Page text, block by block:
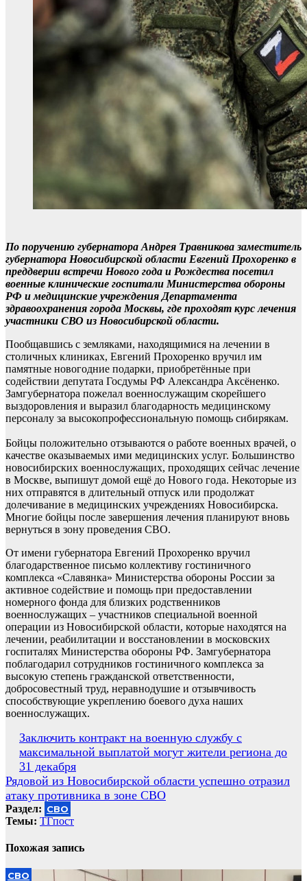
По поручению губернатора Андрея Травникова заместитель
губернатора Новосибирской области Евгений Прохоренко в
преддверии встречи Нового года и Рождества посетил
военные клинические госпитали Министерства обороны
РФ и медицинские учреждения Департамента
здравоохранения города Москвы, где проходят курс лечения
участники СВО из Новосибирской области.
Пообщавшись с земляками, находящимися на лечении в
столичных клиниках, Евгений Прохоренко вручил им
памятные новогодние подарки, приобретённые при
содействии депутата Госдумы РФ Александра Аксёненко.
Замгубернатора пожелал военнослужащим скорейшего
выздоровления и выразил благодарность медицинскому
персоналу за высокопрофессиональную помощь сибирякам.
Бойцы положительно отзываются о работе военных врачей, о
качестве оказываемых ими медицинских услуг. Большинство
новосибирских военнослужащих, проходящих сейчас лечение
в Москве, выпишут домой ещё до Нового года. Некоторые из
них отправятся в длительный отпуск или продолжат
долечивание в медицинских учреждениях Новосибирска.
Многие бойцы после завершения лечения планируют вновь
вернуться в зону проведения СВО.
От имени губернатора Евгений Прохоренко вручил
благодарственное письмо коллективу гостиничного
комплекса «Славянка» Министерства обороны России за
активное содействие и помощь при предоставлении
номерного фонда для близких родственников
военнослужащих – участников специальной военной
операции из Новосибирской области, которые находятся на
лечении, реабилитации и восстановлении в московских
госпиталях Министерства обороны РФ. Замгубернатора
поблагодарил сотрудников гостиничного комплекса за
высокую степень гражданской ответственности,
добросовестный труд, неравнодушие и отзывчивость
способствующие укреплению боевого духа наших
военнослужащих.
Навигация
по
записям
Заключить контракт на военную службу с
максимальной выплатой могут жители региона до
31 декабря
Рядовой из Новосибирской области успешно отразил
атаку противника в зоне СВО
Раздел: СВО
Темы: ТГпост
Похожая запись
СВО